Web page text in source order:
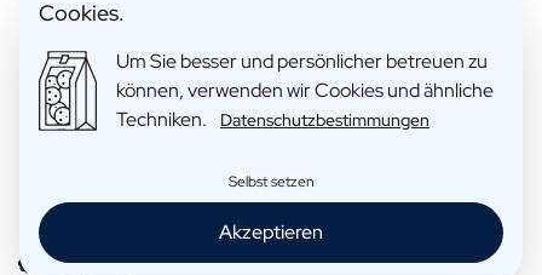
Zeer handig te creëren, zeer leuk om te geven! Ook handig dat je
zelf het pakket kan afhalen.
vor 7 Monaten
Verified Customer
Cookies.
Um Sie besser und persönlicher betreuen zu
können, verwenden wir Cookies und ähnliche
Techniken.
Datenschutzbestimmungen
Selbst setzen
Akzeptieren